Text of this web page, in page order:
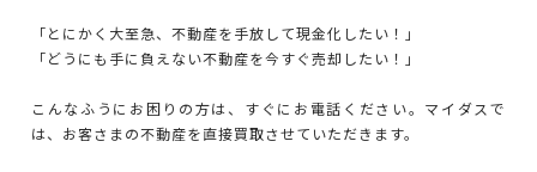
「とにかく大至急、不動産を手放して現金化したい！」
「どうにも手に負えない不動産を今すぐ売却したい！」
こんなふうにお困りの方は、すぐにお電話ください。マイダスで
は、お客さまの不動産を直接買取させていただきます。